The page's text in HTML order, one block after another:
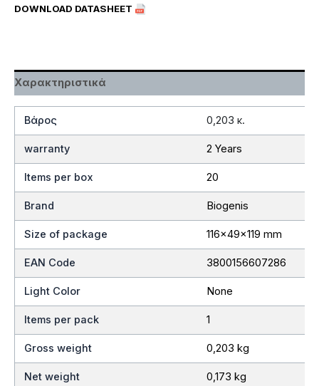
DOWNLOAD DATASHEET
Χαρακτηριστικά
Βάρος 0,203 κ.
warranty 2 Years
Items per box 20
Brand Biogenis
Size of package 116x49x119 mm
EAN Code 3800156607286
Light Color None
Items per pack 1
Gross weight 0,203 kg
Net weight 0,173 kg